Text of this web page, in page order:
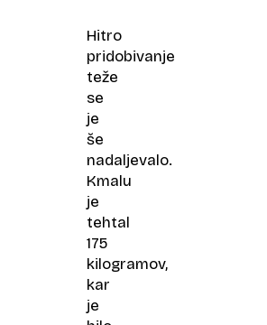
Hitro
pridobivanje
teže
se
je
še
nadaljevalo.
Kmalu
je
tehtal
175
kilogramov,
kar
je